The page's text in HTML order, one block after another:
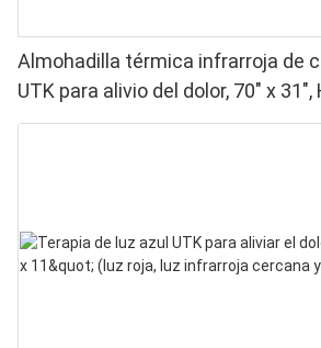
Almohadilla térmica infrarroja de
UTK para alivio del dolor, 70" x 31",